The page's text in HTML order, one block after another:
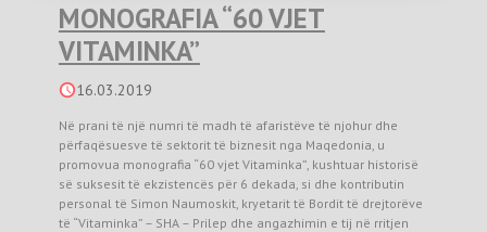
MONOGRAFIA “60 VJET
VITAMINKA”
16.03.2019
Në prani të një numri të madh të afaristëve të njohur dhe
përfaqësuesve të sektorit të biznesit nga Maqedonia, u
promovua monografia “60 vjet Vitaminka”, kushtuar historisë
së suksesit të ekzistencës për 6 dekada, si dhe kontributin
personal të Simon Naumoskit, kryetarit të Bordit të drejtorëve
të “Vitaminka” – SHA – Prilep dhe angazhimin e tij në rritjen